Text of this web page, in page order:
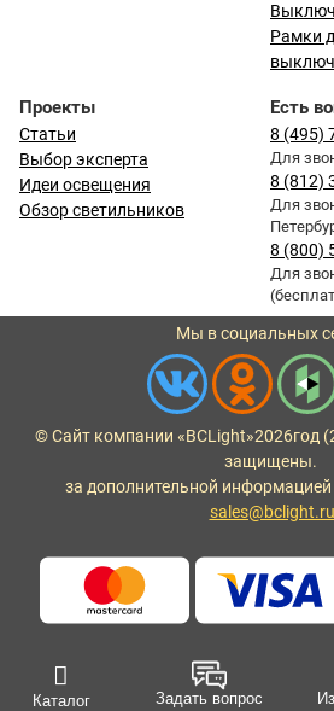
Каталог Задать вопрос
Рамки
Проекты
Статьи
Выбор эксперта
Идеи освещения
Обзор светильников
Есть
8 (495)
Для
8 (812)
Для
8 (800)
Для
Мы в социальных
© Сайт компании «BCLight»2026год
защищены.
за дополнительной
sales@bclight.ru